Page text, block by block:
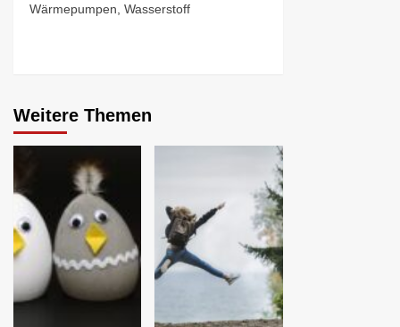
Wärmepumpen Wasserstoff
Weitere Themen